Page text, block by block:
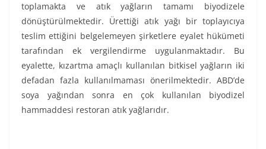
toplamakta ve atık yağların tamamı biyodizele
dönüştürülmektedir. Ürettiği atık yağı bir toplayıcıya
teslim ettiğini belgelemeyen şirketlere eyalet hükümeti
tarafından ek vergilendirme uygulanmaktadır. Bu
eyalette, kızartma amaçlı kullanılan bitkisel yağların iki
defadan fazla kullanılmaması önerilmektedir. ABD’de
soya yağından sonra en çok kullanılan biyodizel
hammaddesi restoran atık yağlarıdır.